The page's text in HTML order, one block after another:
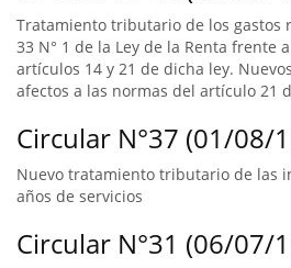
Tratamiento tributario de los gastos
33 N° 1 de la Ley de la Renta frente
artículos 14 y 21 de dicha ley.
afectos a las normas del artículo 21
Circular N°37 (01/08/
Nuevo tratamiento tributario de las
años de servicios
Circular N°31 (06/07/